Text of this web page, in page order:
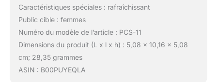
Caractéristiques spéciales : rafraîchissant
Public cible : femmes
Numéro du modèle de l’article : PCS-11
Dimensions du produit (L x l x h) : 5,08 x 10,16 x 5,08
cm; 28,35 grammes
ASIN : B00PUYEQLA